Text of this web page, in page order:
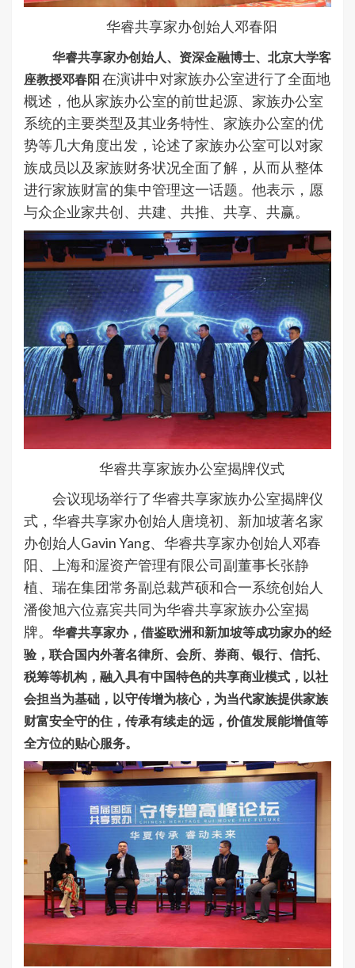
华睿共享家办创始人邓春阳
华睿共享家办创始人、资深金融博士、北京大学客
座教授邓春阳 在演讲中对家族办公室进行了全面地
概述，他从家族办公室的前世起源、家族办公室
系统的主要类型及其业务特性、家族办公室的优
势等几大角度出发，论述了家族办公室可以对家
族成员以及家族财务状况全面了解，从而从整体
进行家族财富的集中管理这一话题。他表示，愿
与众企业家共创、共建、共推、共享、共赢。
华睿共享家族办公室揭牌仪式
会议现场举行了华睿共享家族办公室揭牌仪
式，华睿共享家办创始人唐境初、新加坡著名家
办创始人Gavin Yang、华睿共享家办创始人邓春
阳、上海和渥资产管理有限公司副董事长张静
植、瑞在集团常务副总裁芦硕和合一系统创始人
潘俊旭六位嘉宾共同为华睿共享家族办公室揭
牌。 华睿共享家办，借鉴欧洲和新加坡等成功家办的经
验，联合国内外著名律所、会所、券商、银行、信托、
税筹等机构，融入具有中国特色的共享商业模式，以社
会担当为基础，以守传增为核心，为当代家族提供家族
财富安全守的住，传承有续走的远，价值发展能增值等
全方位的贴心服务。